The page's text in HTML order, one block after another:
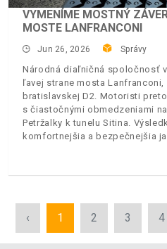
VYMENÍME MOSTNÝ
MOSTE LANFRANCONI
Jun 26, 2026 Správy
Národná diaľničná spoločnosť
ľavej strane mosta
bratislavskej D2. Motoristi
s čiastočnými obmedzeniami
Petržalky k tunelu Sitina.
komfortnejšia a bezpečnejšia
‹ 1 2 3 4